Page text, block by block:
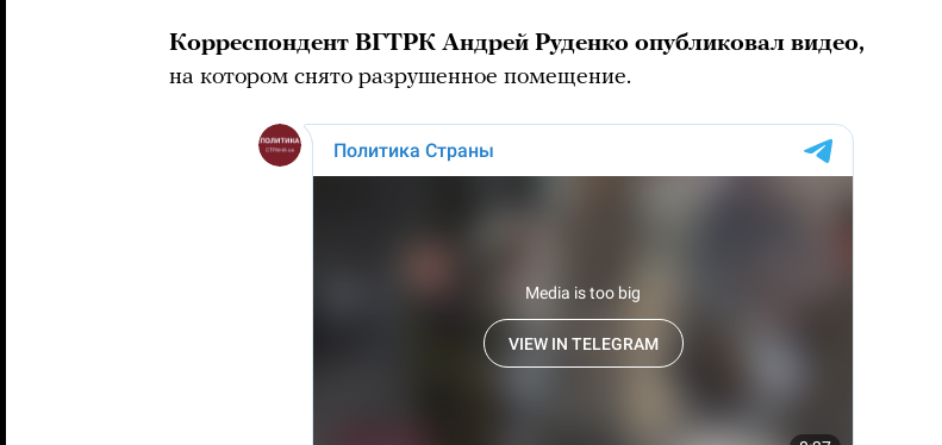
Корреспондент ВГТРК Андрей Руденко опубликовал видео,
на котором снято разрушенное помещение.